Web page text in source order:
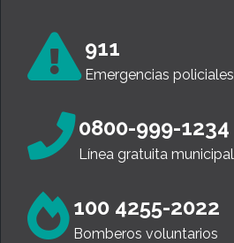
911
Emergencias policiales
0800-999-1234
Línea gratuita municipal
100 4255-2022
Bomberos voluntarios